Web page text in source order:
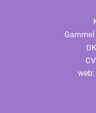
web: